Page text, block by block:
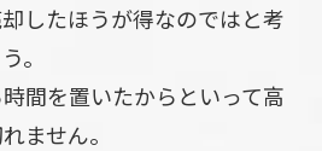
したほうが得なのではと考
。
間を置いたからといって高
ません。